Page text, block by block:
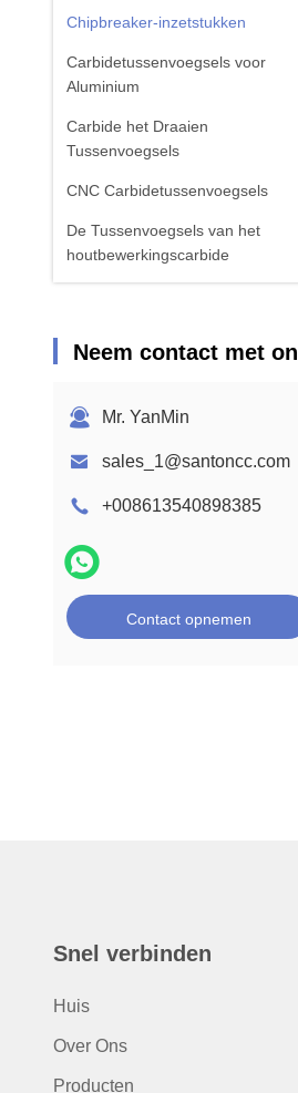
Chipbreaker-inzetstukken
Carbidetussenvoegsels voor
Aluminium
Carbide het Draaien
Tussenvoegsels
CNC Carbidetussenvoegsels
De Tussenvoegsels van het
houtbewerkingscarbide
Neem contact met ons op
Mr. YanMin
sales_1@santoncc.com
+008613540898385
Contact opnemen
Snel verbinden
Huis
Over Ons
Producten